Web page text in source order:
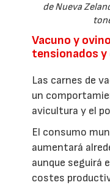
de Nueva
Vacuno y
tensionados y
Las carnes de
un
avicultura y el
El consumo
aumentará
aunque seguirá
costes